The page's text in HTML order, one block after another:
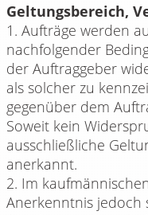
Geltungsbereich,
1. Aufträge werden
nachfolgender
der Auftraggeber
als solcher zu
gegenüber dem
Soweit kein
ausschließliche
anerkannt.
2. Im
Anerkenntnis jedoch